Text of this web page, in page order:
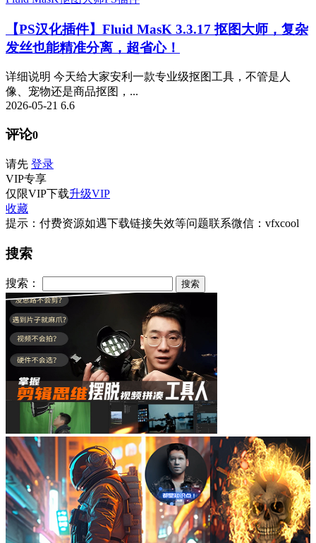
【PS汉化插件】Fluid MasK 3.3.17 抠图大师，复杂
发丝也能精准分离，超省心！
详细说明 今天给大家安利一款专业级抠图工具，不管是人
像、宠物还是商品抠图，...
2026-05-21 6.6
评论0
请先 登录
VIP专享
仅限VIP下载升级VIP
收藏
提示：付费资源如遇下载链接失效等问题联系微信：vfxcool
搜索
搜索：